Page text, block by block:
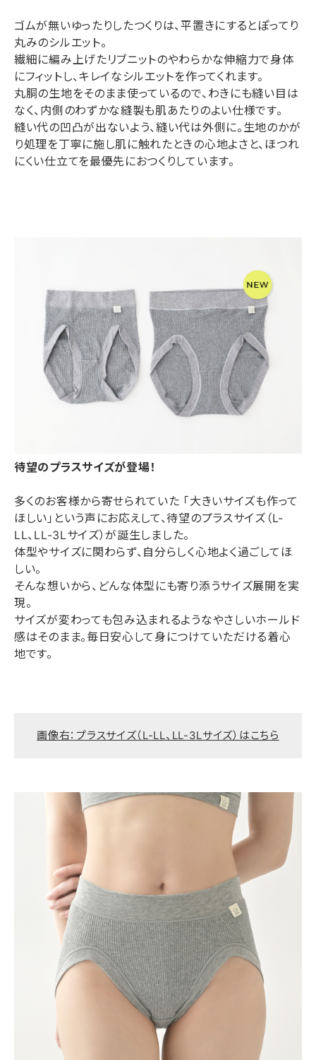
ゴムが無いゆったりしたつくりは、平置きにするとぽってり
丸みのシルエット。
繊細に編み上げたリブニットのやわらかな伸縮力で身体
にフィットし、キレイなシルエットを作ってくれます。
丸胴の生地をそのまま使っているので、わきにも縫い目は
なく、内側のわずかな縫製も肌あたりのよい仕様です。
縫い代の凹凸が出ないよう、縫い代は外側に。生地のかが
り処理を丁寧に施し肌に触れたときの心地よさと、ほつれ
にくい仕立てを最優先におつくりしています。
待望のプラスサイズが登場！
多くのお客様から寄せられていた 「大きいサイズも作って
ほしい」という声にお応えして、待望のプラスサイズ（L-
LL、LL-3Lサイズ）が誕生しました。
体型やサイズに関わらず、自分らしく心地よく過ごしてほ
しい。
そんな想いから、どんな体型にも寄り添うサイズ展開を実
現。
サイズが変わっても包み込まれるようなやさしいホールド
感はそのまま。毎日安心して身につけていただける着心
地です。
画像右：プラスサイズ（L-LL、LL-3Lサイズ）はこちら